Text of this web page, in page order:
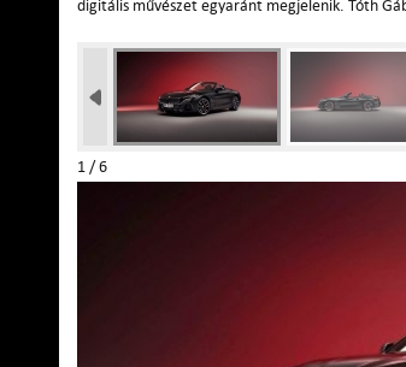
digitális művészet egyaránt megjelenik. Tóth
1 / 6